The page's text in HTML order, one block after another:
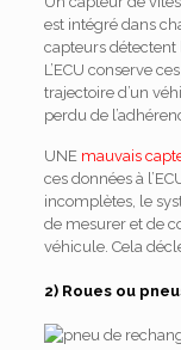
est intégré dans
capteurs détectent
L’ECU conserve
trajectoire d’un
perdu de
UNE mauvais
ces données à
incomplètes, le
de mesurer et de
véhicule. Cela
2) Roues ou